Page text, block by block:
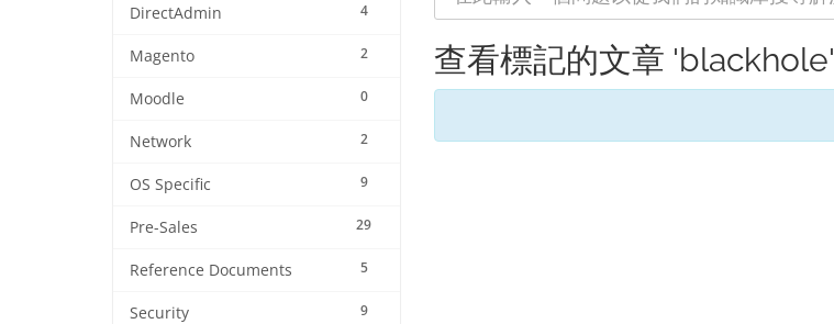
4
DirectAdmin
2
Magento
0
Moodle
2
Network
9
OS Specific
29
Pre-Sales
5
Reference Documents
9
Security
查看標記的文章 'blackhole'